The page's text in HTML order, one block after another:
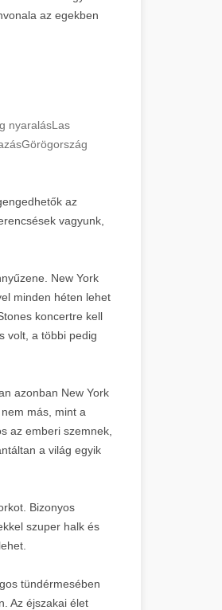
az egekben
nyaralásLas
Görögország
az
vagyunk,
New York
minden héten lehet
koncertre kell
volt, a többi pedig
azonban New York
más, mint a
az emberi szemnek,
a világ egyik
Bizonyos
szuper halk és
tündérmesében
Az éjszakai élet